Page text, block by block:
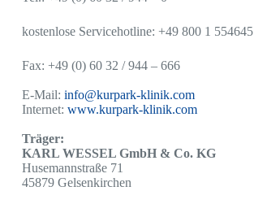
kostenlose Servicehotline: +49 800 1 554645
Fax: +49 (0) 60 32 / 944 – 666
E-Mail: info@kurpark-klinik.com
Internet: www.kurpark-klinik.com
Träger:
KARL WESSEL GmbH & Co. KG
Husemannstraße 71
45879 Gelsenkirchen